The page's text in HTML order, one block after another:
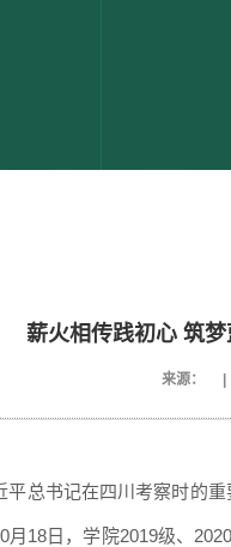
薪火相传践初心 筑
来源：
平总书记在四川考察时的
月18日，学院2019级、